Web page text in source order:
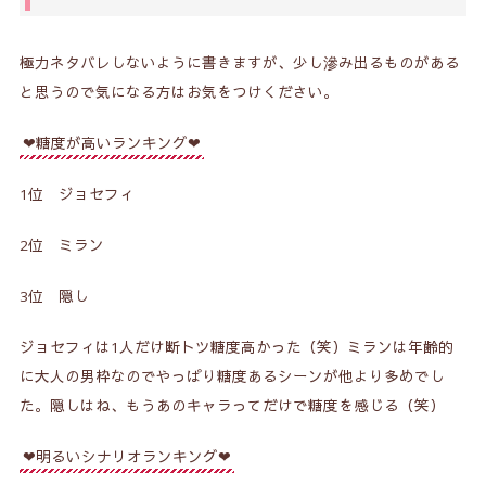
極力ネタバレしないように書きますが、少し滲み出るものがある
と思うので気になる方はお気をつけください。
❤糖度が高いランキング❤
1位 ジョセフィ
2位 ミラン
3位 隠し
ジョセフィは1人だけ断トツ糖度高かった（笑）ミランは年齢的
に大人の男枠なのでやっぱり糖度あるシーンが他より多めでし
た。隠しはね、もうあのキャラってだけで糖度を感じる（笑）
❤明るいシナリオランキング❤